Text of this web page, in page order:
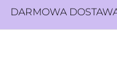
DARMOWA